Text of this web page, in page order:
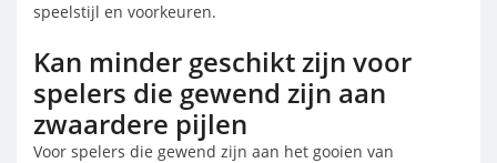
speelstijl en voorkeuren.
Kan minder geschikt zijn voor
spelers die gewend zijn aan
zwaardere pijlen
Voor spelers die gewend zijn aan het gooien van